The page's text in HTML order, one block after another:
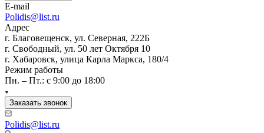
E-mail
Polidis@list.ru
Адрес
г. Благовещенск, ул. Северная, 222Б
г. Свободный, ул. 50 лет Октября 10
г. Хабаровск, улица Карла Маркса, 180/4
Режим работы
Пн. – Пт.: с 9:00 до 18:00
Заказать звонок
Polidis@list.ru